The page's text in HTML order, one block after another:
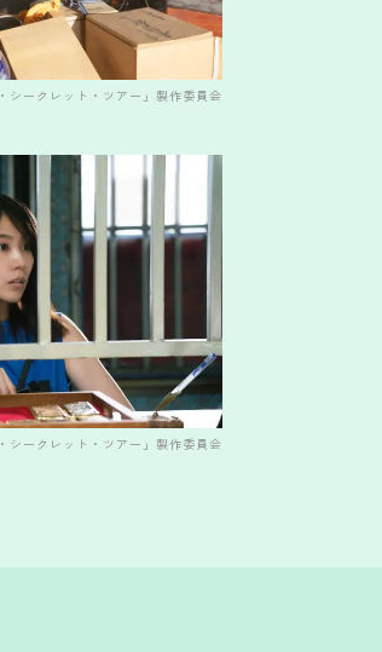
シークレット・ツアー」製作委員会
シークレット・ツアー」製作委員会